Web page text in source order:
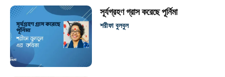
সূর্যগ্রহণ গ্রাস করেছে পূর্নিমা
শরীফা বুলবুল